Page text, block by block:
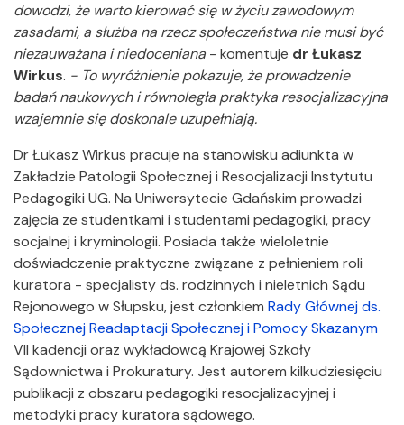
dowodzi, że warto kierować się w życiu zawodowym
zasadami, a służba na rzecz społeczeństwa nie musi być
niezauważana i niedoceniana - komentuje dr Łukasz
Wirkus. - To wyróżnienie pokazuje, że prowadzenie
badań naukowych i równoległa praktyka resocjalizacyjna
wzajemnie się doskonale uzupełniają.
Dr Łukasz Wirkus pracuje na stanowisku adiunkta w
Zakładzie Patologii Społecznej i Resocjalizacji Instytutu
Pedagogiki UG. Na Uniwersytecie Gdańskim prowadzi
zajęcia ze studentkami i studentami pedagogiki, pracy
socjalnej i kryminologii. Posiada także wieloletnie
doświadczenie praktyczne związane z pełnieniem roli
kuratora - specjalisty ds. rodzinnych i nieletnich Sądu
Rejonowego w Słupsku, jest członkiem Rady Głównej ds.
Społecznej Readaptacji Społecznej i Pomocy Skazanym
VII kadencji oraz wykładowcą Krajowej Szkoły
Sądownictwa i Prokuratury. Jest autorem kilkudziesięciu
publikacji z obszaru pedagogiki resocjalizacyjnej i
metodyki pracy kuratora sądowego.